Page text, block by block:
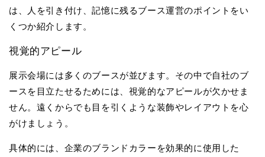
は、人を引き付け、記憶に残るブース運営のポイントをい
くつか紹介します。
視覚的アピール
展示会場には多くのブースが並びます。その中で自社のブ
ースを目立たせるためには、視覚的なアピールが欠かせま
せん。遠くからでも目を引くような装飾やレイアウトを心
がけましょう。
具体的には、企業のブランドカラーを効果的に使用した